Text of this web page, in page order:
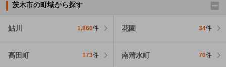
茨木市の町域から探す
鮎川 1,860件 花園 34件
高田町 173件 南清水町 70件